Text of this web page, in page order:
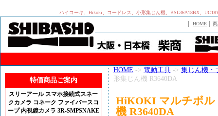
ハイコーキ、Hikoki、コードレス、小形集じん機、BSL36A18BX、
｜HOME ｜
特価商品ご案内
スリーアール スマホ接続式スネー
クカメラ コネーク ファイバースコ
ープ 内視鏡カメラ 3R-SMPSNAKE
HOME -> 電動工具 -> 集じん機・
形集じん機 R3640DA
HiKOKI マルチボル
機 R3640DA